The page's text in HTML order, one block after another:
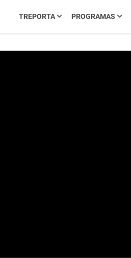
TREPORTA PROGRAMAS